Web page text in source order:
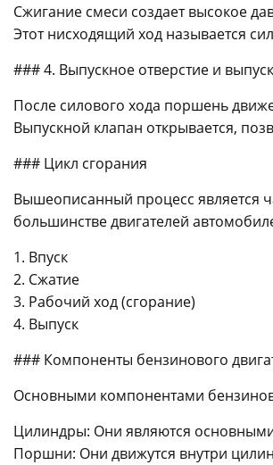
Сжигание смеси создает высокое
Этот нисходящий ход называется
### 4. Выпускное отверстие и
После силового хода поршень
Выпускной клапан открывается,
### Цикл сгорания
Вышеописанный процесс является
большинстве двигателей
1. Впуск
2. Сжатие
3. Рабочий ход (сгорание)
4. Выпуск
### Компоненты бензинового
Основными компонентами
Цилиндры: Они являются
Поршни: Они движутся внутри